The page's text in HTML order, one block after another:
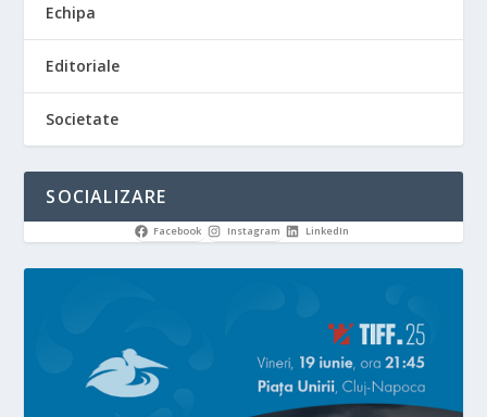
Echipa
Editoriale
Societate
SOCIALIZARE
Facebook Instagram LinkedIn